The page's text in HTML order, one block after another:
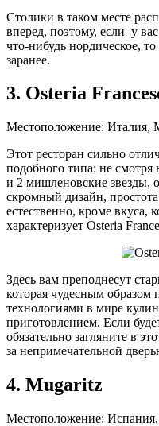
Столики в таком месте
вперед, поэтому, если у
что-нибудь нордическое, то
заранее.
3. Osteria
Местоположение: Италия,
Этот ресторан сильно
подобного типа: не смотря
и 2 мишленовские звезды,
скромный дизайн, простота
естественно, кроме
характеризует Osteria
Здесь вам преподнесут
которая чудесным образом
технологиями в мире
приготовлением. Если
обязательно загляните в
за непримечательной
4. Mugaritz
Местоположение: